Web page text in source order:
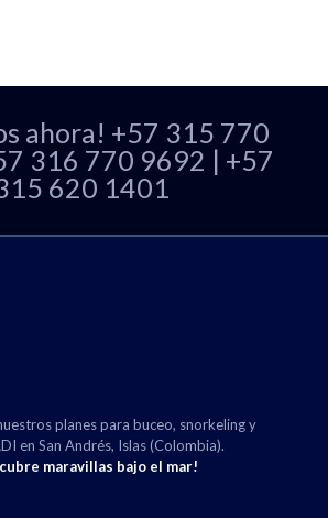
ahora! +57 315 770
316 770 9692 | +57
620 1401
planes para buceo, snorkeling y
en San Andrés, Islas (Colombia).
maravillas bajo el mar!